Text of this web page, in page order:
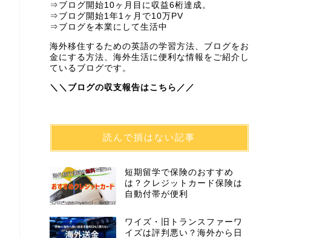
⇒ブログ開始10ヶ月目に収益6桁達成。
⇒ブログ開始1年1ヶ月で10万PV
⇒ブログを本業にして生活中
海外移住するための英語の学習方法、ブログをお
金にする方法、海外生活に便利な情報をご紹介し
ているブログです。
＼＼ブログの収支報告はこちら／／
読んで損はない記事
短期留学で保険のおすすめ
は？クレジットカード保険は
自動付帯が便利
ワイズ・旧トランスファーワ
イズは評判悪い？海外から日